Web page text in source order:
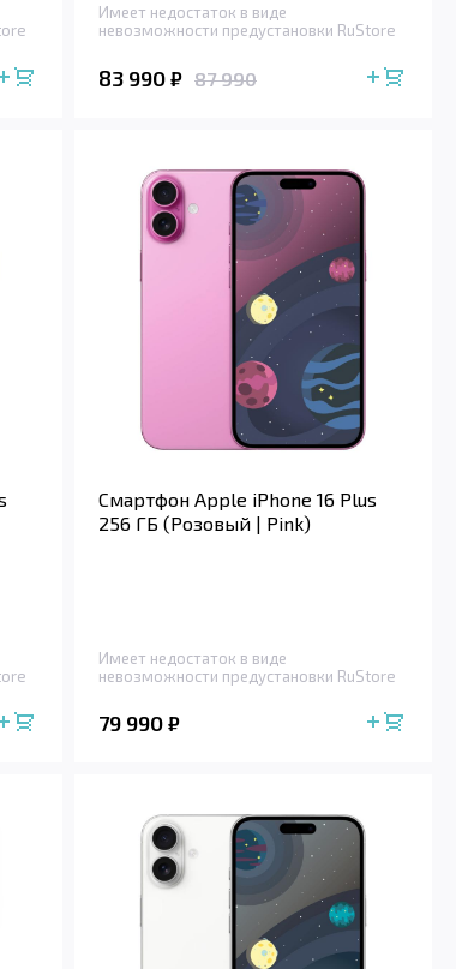
Имеет недостаток в виде
невозможности предустановки RuStore
83 990 ₽ 87 990
Смартфон Apple iPhone 16 Plus
256 ГБ (Розовый | Pink)
Имеет недостаток в виде
невозможности предустановки RuStore
79 990 ₽